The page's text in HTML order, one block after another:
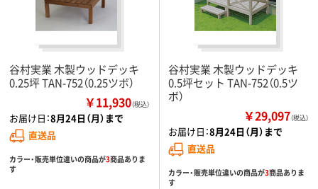
谷村実業 木製ウッドデッキ
0.25坪 TAN-752（0.25ツボ）
￥11,930（税込）
お届け日：8月24日（月）まで
直送品
カラー・販売単位違いの商品が3商品ありま
す
谷村実業 木製ウッドデッキ
0.5坪セット TAN-752（0.5ツ
ボ）
￥29,097（税込）
お届け日：8月24日（月）まで
直送品
カラー・販売単位違いの商品が3商品ありま
す